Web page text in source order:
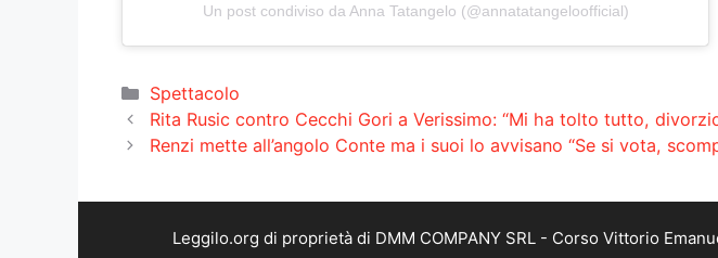
Un post condiviso da Anna Tatangelo (@annatatangeloofficial)
Categorie
Spettacolo
Rita Rusic contro Cecchi Gori a Verissimo: “Mi ha tolto tutto,
Renzi mette all’angolo Conte ma i suoi lo avvisano “Se si vota,
Leggilo.org di proprietà di DMM COMPANY SRL - Corso Vittorio